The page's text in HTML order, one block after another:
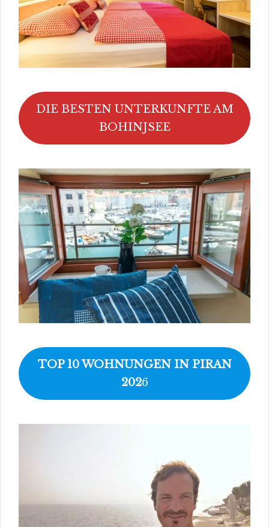
DIE BESTEN UNTERKUNFTE AM
BOHINJSEE
TOP 10 WOHNUNGEN IN PIRAN
2026